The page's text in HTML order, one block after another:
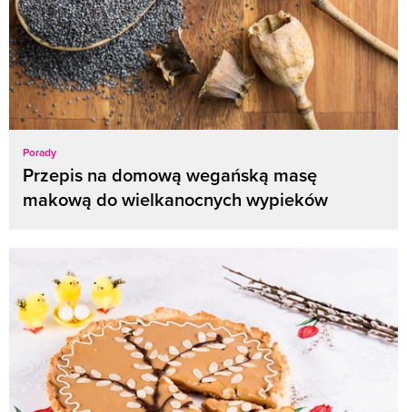
Porady
Przepis na domową wegańską masę
makową do wielkanocnych wypieków